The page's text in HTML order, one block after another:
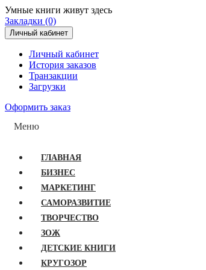
Умные книги живут здесь
Закладки (0)
Личный кабинет
Личный кабинет
История заказов
Транзакции
Загрузки
Оформить заказ
Меню
ГЛАВНАЯ
БИЗНЕС
МАРКЕТИНГ
САМОРАЗВИТИЕ
ТВОРЧЕСТВО
ЗОЖ
ДЕТСКИЕ КНИГИ
КРУГОЗОР